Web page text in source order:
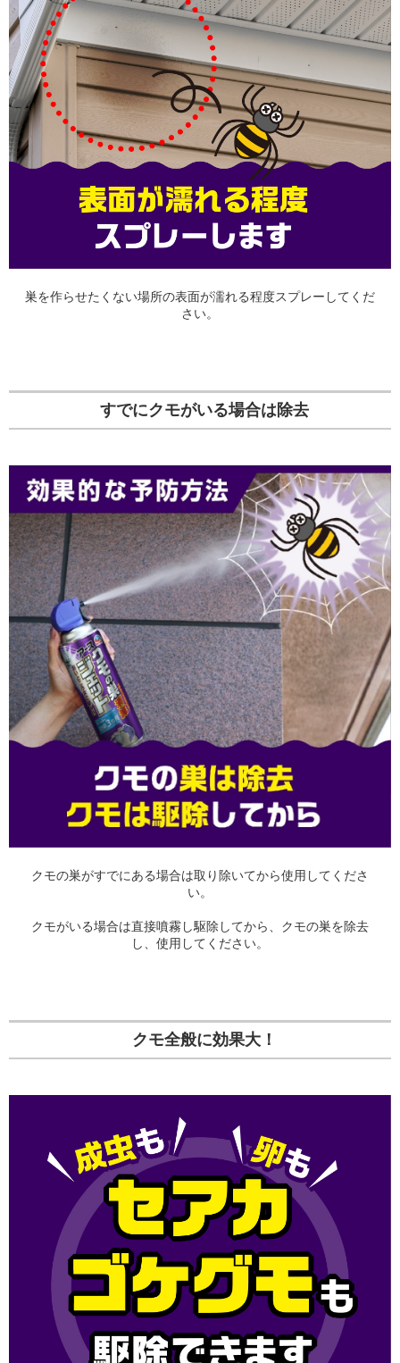
巣を作らせたくない場所の表面が濡れる程度スプレーしてくだ
さい。
すでにクモがいる場合は除去
クモの巣がすでにある場合は取り除いてから使用してくださ
い。
クモがいる場合は直接噴霧し駆除してから、クモの巣を除去
し、使用してください。
クモ全般に効果大！